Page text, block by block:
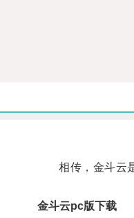
相传，金斗云是
金斗云pc版下载